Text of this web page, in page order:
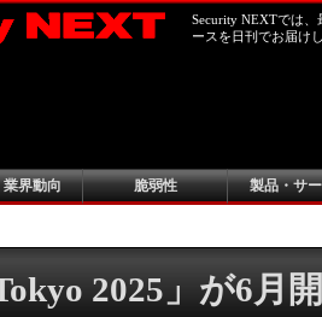
Security NEXTでは
ースを日刊でお届け
界動向 脆弱性 製品・サ
2025」が6月